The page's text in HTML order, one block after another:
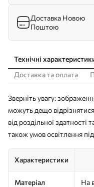
Доставка Новою
Поштою
Технічні
Доставка та оплата
Зверніть увагу:
можуть дещо
від роздільної
також умов освітлення
Характеристики
Матеріал
На